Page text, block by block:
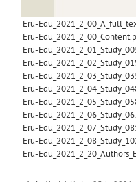
Eru-
Eru-
Eru-
Eru-
Eru-
Eru-
Eru-
Eru-
Eru-
Eru-
Eru-